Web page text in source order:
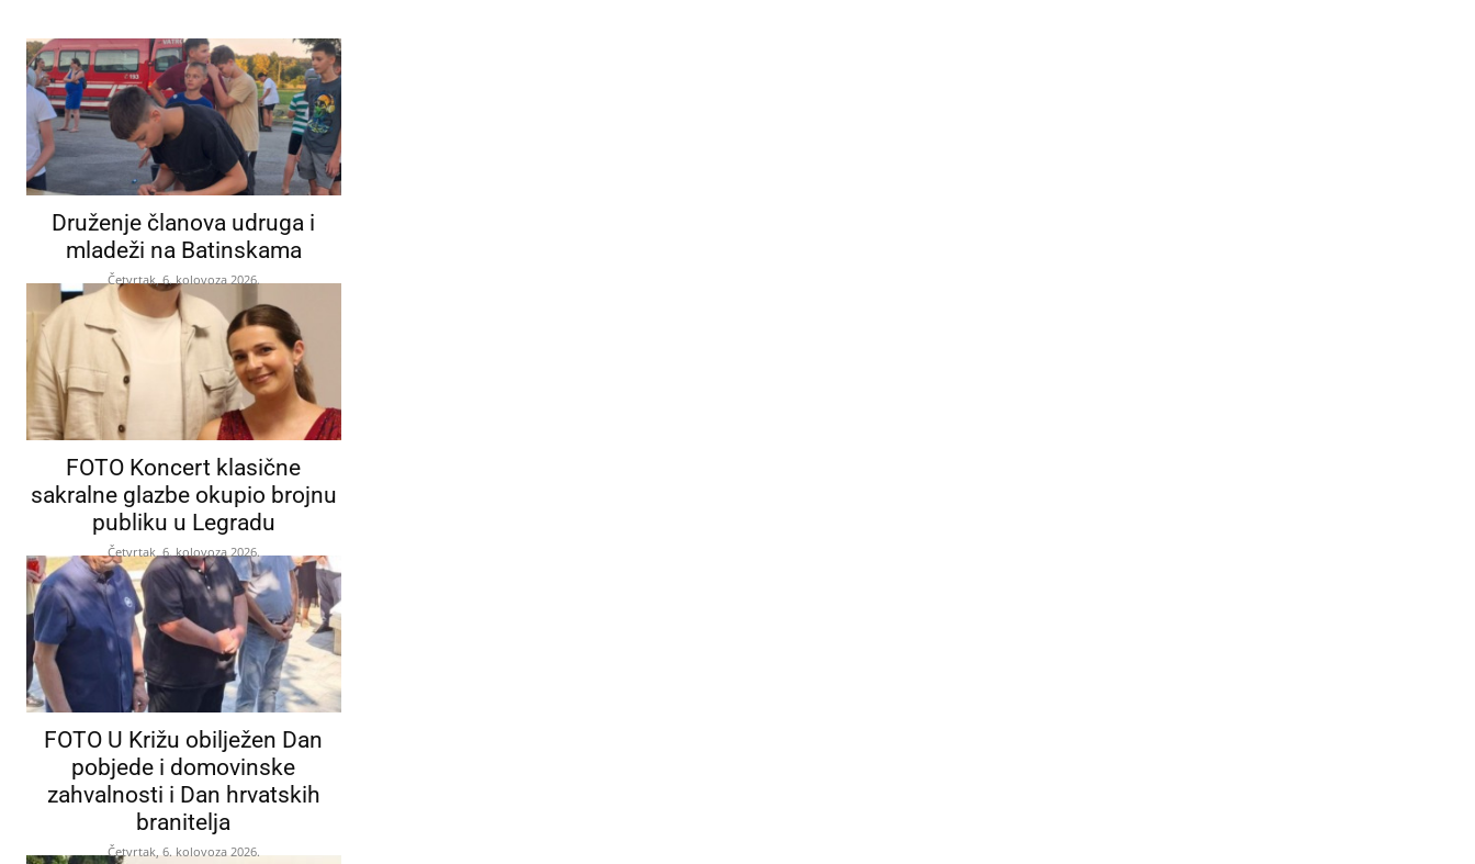
Druženje članova udruga i
mladeži na Batinskama
Četvrtak, 6. kolovoza 2026.
FOTO Koncert klasične
sakralne glazbe okupio brojnu
publiku u Legradu
Četvrtak, 6. kolovoza 2026.
FOTO U Križu obilježen Dan
pobjede i domovinske
zahvalnosti i Dan hrvatskih
branitelja
Četvrtak, 6. kolovoza 2026.